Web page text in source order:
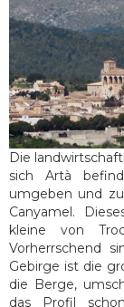
Die
sich Artà
umgeben und
Canyamel.
kleine von
Vorherrschend
Gebirge ist die
die Berge,
das Profil